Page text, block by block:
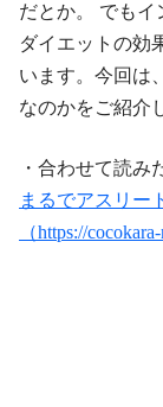
だとか。 でもイ
ダイエットの効
います。今回は
なのかをご紹介
・合わせて読み
まるでアスリー
（https://